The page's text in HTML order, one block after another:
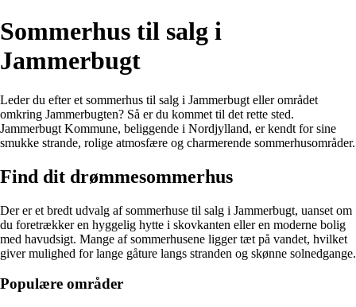
Sommerhus til salg i
Jammerbugt
Leder du efter et sommerhus til salg i Jammerbugt eller området
omkring Jammerbugten? Så er du kommet til det rette sted.
Jammerbugt Kommune, beliggende i Nordjylland, er kendt for sine
smukke strande, rolige atmosfære og charmerende sommerhusområder.
Find dit drømmesommerhus
Der er et bredt udvalg af sommerhuse til salg i Jammerbugt, uanset om
du foretrækker en hyggelig hytte i skovkanten eller en moderne bolig
med havudsigt. Mange af sommerhusene ligger tæt på vandet, hvilket
giver mulighed for lange gåture langs stranden og skønne solnedgange.
Populære områder